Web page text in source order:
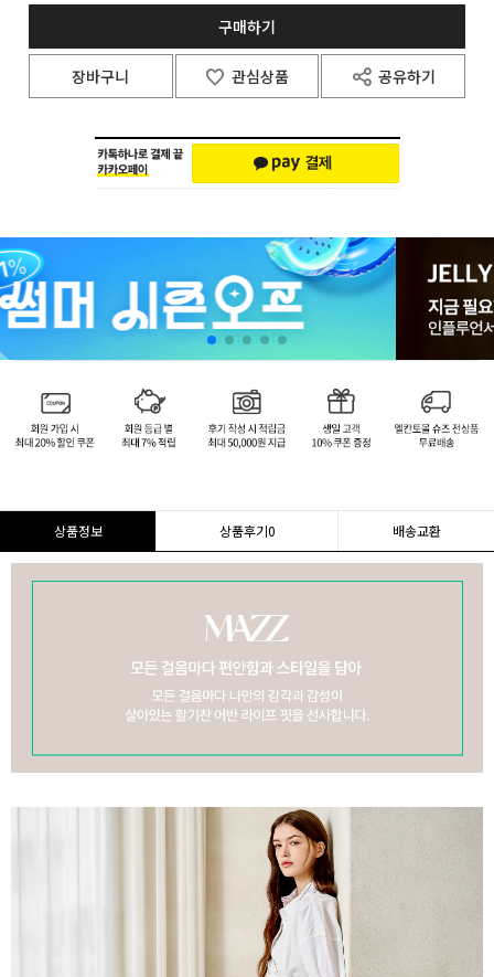
구매하기
장바구니 관심상품 공유하기
상품정보 상품후기0 배송교환